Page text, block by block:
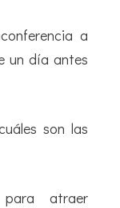
a
un día antes
son las
atraer